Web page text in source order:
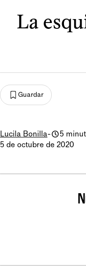
La
Guardar
Lucila Bonilla-
5
5 de octubre de 2020